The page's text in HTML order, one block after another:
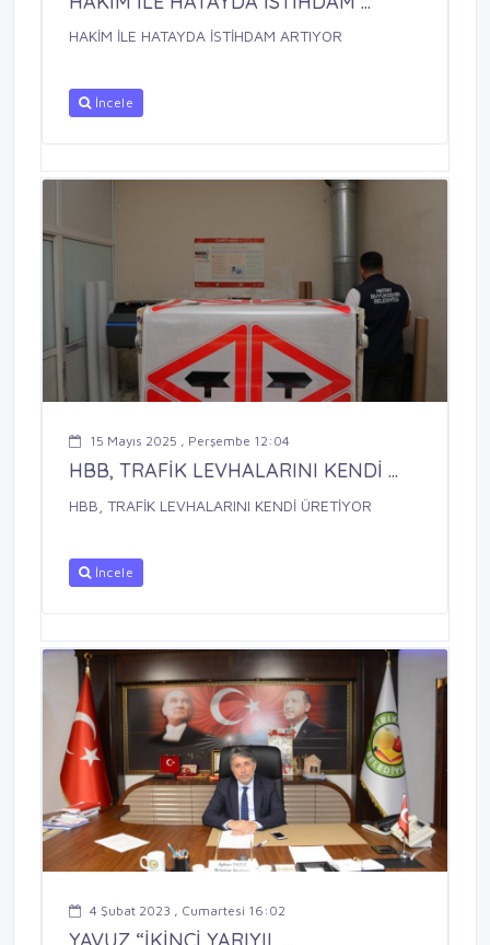
HAKİM İLE HATAYDA İSTİHDAM ARTIYOR
İncele
15 Mayıs 2025 , Perşembe 12:04
HBB, TRAFİK LEVHALARINI KENDİ ...
HBB, TRAFİK LEVHALARINI KENDİ ÜRETİYOR
İncele
4 Şubat 2023 , Cumartesi 16:02
YAVUZ “İKİNCİ YARIYIL ...